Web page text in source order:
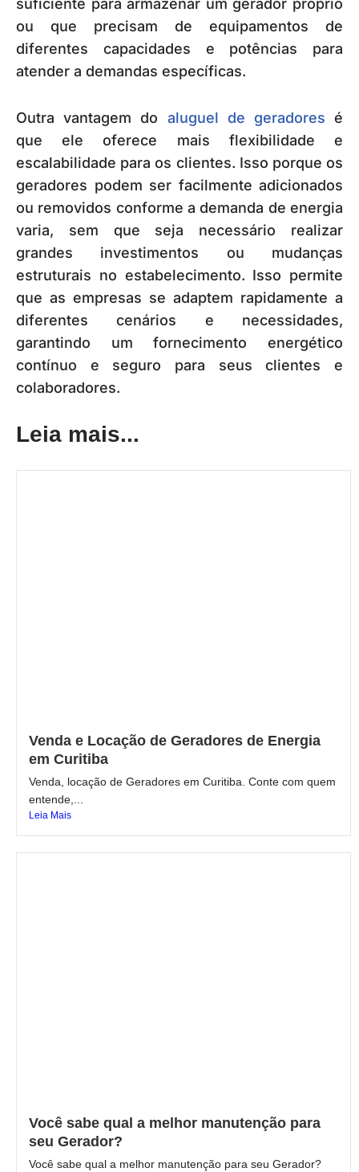
suficiente para armazenar um gerador próprio
ou que precisam de equipamentos de
diferentes capacidades e potências para
atender a demandas específicas.
Outra vantagem do aluguel de geradores é
que ele oferece mais flexibilidade e
escalabilidade para os clientes. Isso porque os
geradores podem ser facilmente adicionados
ou removidos conforme a demanda de energia
varia, sem que seja necessário realizar
grandes investimentos ou mudanças
estruturais no estabelecimento. Isso permite
que as empresas se adaptem rapidamente a
diferentes cenários e necessidades,
garantindo um fornecimento energético
contínuo e seguro para seus clientes e
colaboradores.
Leia mais...
Venda e Locação de Geradores de Energia
em Curitiba
Venda, locação de Geradores em Curitiba. Conte com quem
entende,...
Leia Mais
Você sabe qual a melhor manutenção para
seu Gerador?
Você sabe qual a melhor manutenção para seu Gerador?